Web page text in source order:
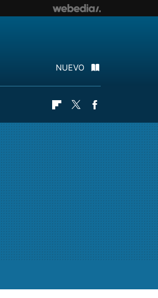
NUEVO
Flipboard
Twitter